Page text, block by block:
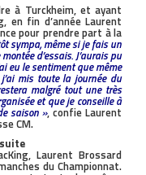
à Turckheim, et ayant
en fin d’année Laurent
pour prendre part à la
sympa, même si je fais un
d’essais. J’aurais pu
eu le sentiment que même
mis toute la journée du
malgré tout une très
et que je conseille à
saison », confie Laurent
CM.
Laurent Brossard
du Championnat.